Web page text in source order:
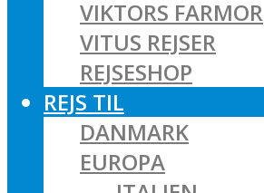
VIKTORS FARMOR
VITUS REJSER
REJSESHOP
REJS TIL
DANMARK
EUROPA